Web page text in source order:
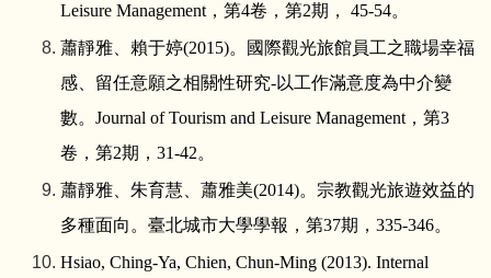
Leisure Management ，第4卷，第2期， 45-54。
蕭靜雅、賴于婷(2015)。國際觀光旅館員工之職場幸福
感、留任意願之相關性研究-以工作滿意度為中介變
數。 Journal of Tourism and Leisure Management ，第3
卷，第2期， 31-42。
蕭靜雅、朱育慧、蕭雅美(2014)。宗教觀光旅遊效益的
多種面向。臺北城市大學學報，第37期， 335-346。
Hsiao, Ching-Ya, Chien, Chun-Ming (2013). Internal